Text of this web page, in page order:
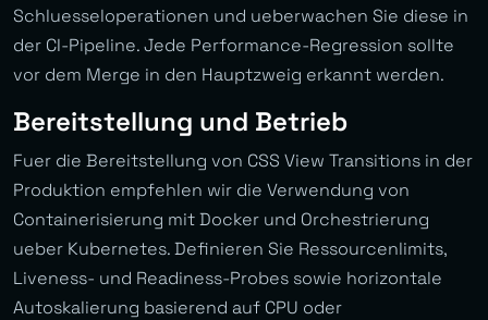
Schluesseloperationen und ueberwachen Sie diese in
der CI-Pipeline. Jede Performance-Regression sollte
vor dem Merge in den Hauptzweig erkannt werden.
Bereitstellung und Betrieb
Fuer die Bereitstellung von CSS View Transitions in der
Produktion empfehlen wir die Verwendung von
Containerisierung mit Docker und Orchestrierung
ueber Kubernetes. Definieren Sie Ressourcenlimits,
Liveness- und Readiness-Probes sowie horizontale
Autoskalierung basierend auf CPU oder